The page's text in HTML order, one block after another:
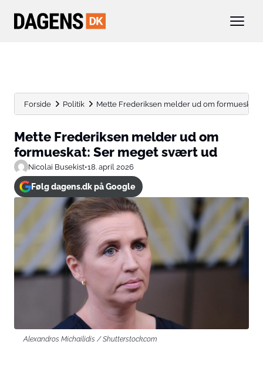
Forside Politik Mette Frederiksen melder ud om formueskat:
Mette Frederiksen melder ud om
formueskat: Ser meget svært ud
Nicolai Busekist•18. april 2026
Følg dagens.dk på Google
Alexandros Michailidis / Shutterstock.com